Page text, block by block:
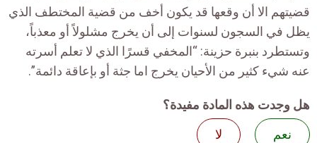
قضيتهم الا أن وقعها قد يكون أخف من قضية المختطف الذي
يظل في السجون لسنوات إلى أن يخرج مشلولاً أو معذباً،
وتستطرد بنبرة حزينة: “المخفي قسرًا الذي لا تعلم أسرته
عنه شيء كثير من الأحيان يخرج اما جثة أو بإعاقة دائمة”.
هل وجدت هذه المادة مفيدة؟
نعم
لا